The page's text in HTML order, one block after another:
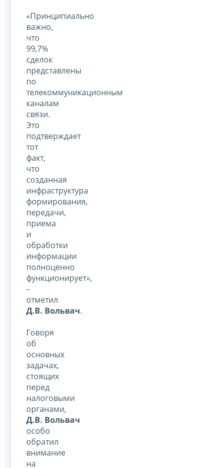
«Принципиально
важно,
что
99,7%
сделок
представлены
по
телекоммуникационным
каналам
связи.
Это
подтверждает
тот
факт,
что
созданная
инфраструктура
формирования,
передачи,
приема
и
обработки
информации
полноценно
функционирует»,
–
отметил
Д.В. Вольвач.
Говоря
об
основных
задачах,
стоящих
перед
налоговыми
органами,
Д.В. Вольвач
особо
обратил
внимание
на